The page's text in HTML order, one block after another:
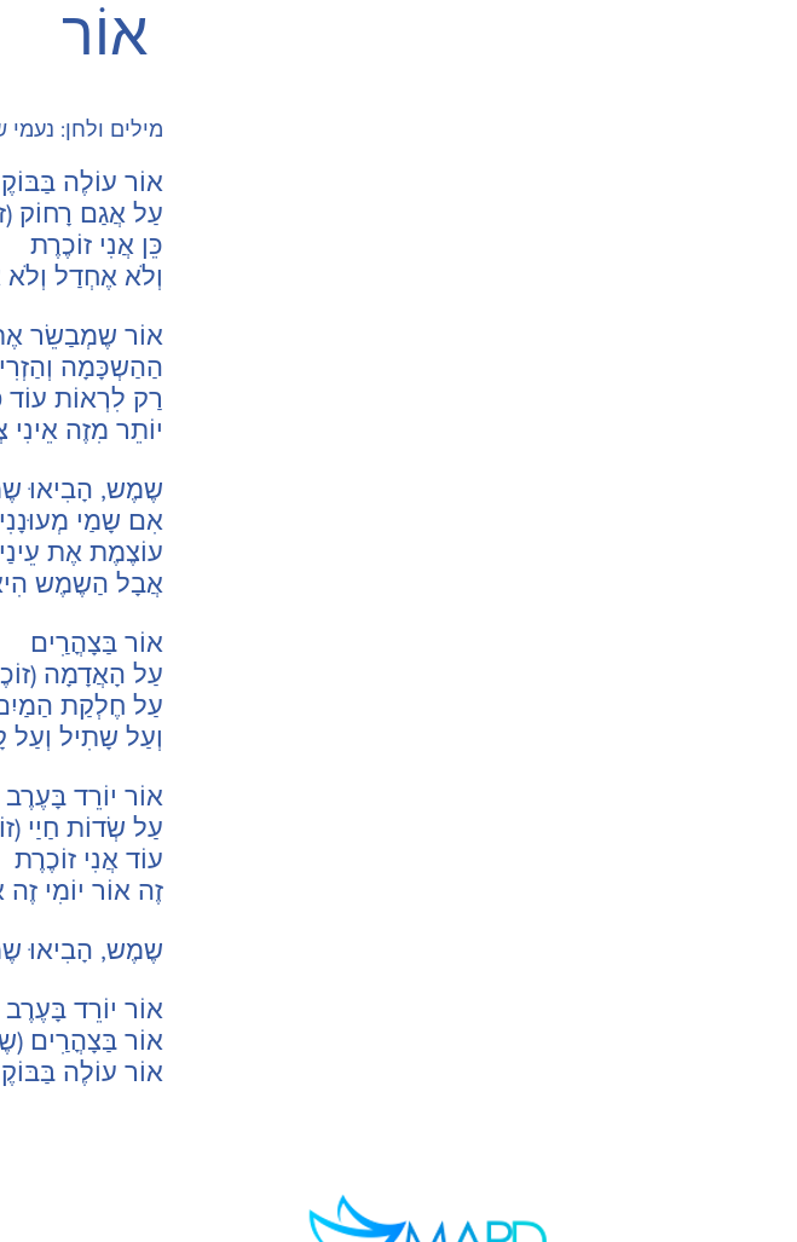
אוֹר
מילים ולחן:
אוֹר עוֹלֶה
עַל אֲגַם רָחוֹק
כֵּן אֲנִי זוֹכֶרֶת
וְלֹא אֶחְדַל
אוֹר שֶמְבַשֵׂר
הַהַשְכָּמָה
רַק לִרְאוֹת
יוֹתֵר מִזֶה אֵינִי
שֶמֶש, הָבִיאוּ
אִם שָמַי
עוֹצֶמֶת אֶת עֵינַי
אֲבָל הַשֶמֶש
אוֹר בַּצָהֳרִַים
עַל הָאֲדָמָה
עַל חֶלְקַת
וְעַל שָתִיל וְעַל
אוֹר יוֹרֵד בָּעֶרֶב
עַל שְׂדוֹת חַיַי
עוֹד אֲנִי זוֹכֶרֶת
זֶה אוֹר יוֹמִי זֶה
שֶמֶש, הָבִיאוּ
אוֹר יוֹרֵד
אוֹר בַּצָהֳרִַים
אוֹר עוֹלֶה